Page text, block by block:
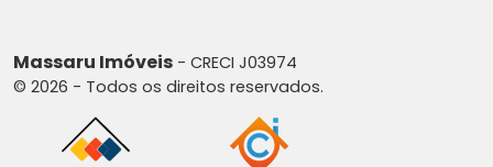
Massaru Imóveis - CRECI J03974
© 2026 - Todos os direitos reservados.